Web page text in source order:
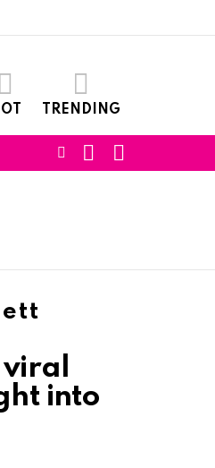
TRENDING
FOLLOWSEARCH
viral
into